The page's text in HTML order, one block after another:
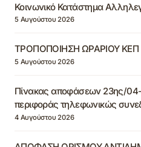
Κοινωνικό Κατάστημα
5 Αυγούστου 2026
ΤΡΟΠΟΠΟΙΗΣΗ ΩΡΑΡΙΟΥ ΚΕΠ
5 Αυγούστου 2026
Πίνακας αποφάσεων 23ης/
περιφοράς τηλεφωνικώς
4 Αυγούστου 2026